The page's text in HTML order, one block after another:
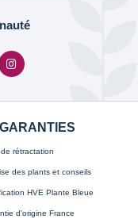
rétractation
des plants et conseils
HVE Plante Bleue
d'origine France